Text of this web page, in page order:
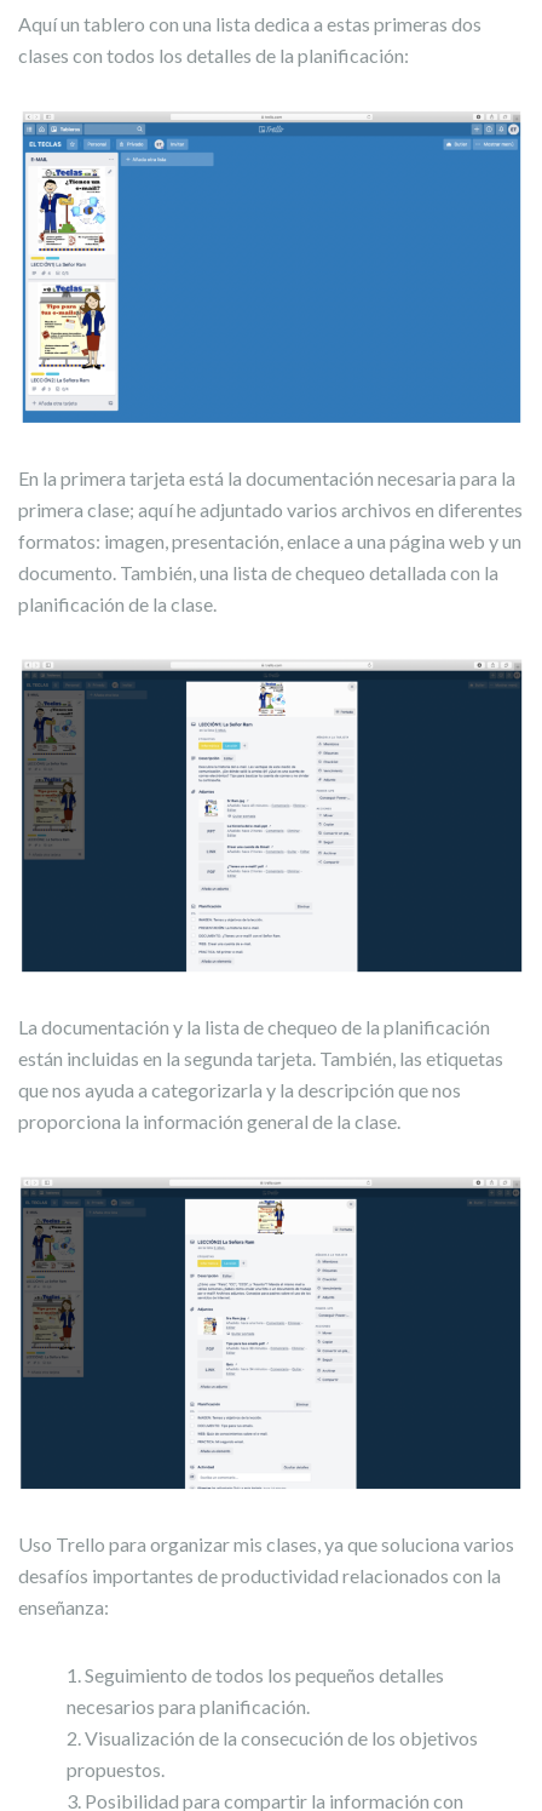
Aquí un tablero con una lista dedica a estas primeras dos
clases con todos los detalles de la planificación:
En la primera tarjeta está la documentación necesaria para la
primera clase; aquí he adjuntado varios archivos en diferentes
formatos: imagen, presentación, enlace a una página web y un
documento. También, una lista de chequeo detallada con la
planificación de la clase.
La documentación y la lista de chequeo de la planificación
están incluidas en la segunda tarjeta. También, las etiquetas
que nos ayuda a categorizarla y la descripción que nos
proporciona la información general de la clase.
Uso Trello para organizar mis clases, ya que soluciona varios
desafíos importantes de productividad relacionados con la
enseñanza:
Seguimiento de todos los pequeños detalles
necesarios para planificación.
Visualización de la consecución de los objetivos
propuestos.
Posibilidad para compartir la información con